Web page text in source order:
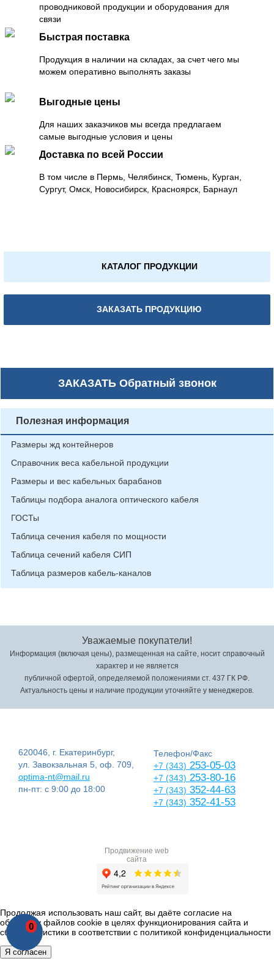
проводниковой продукции и оборудования для
связи
Быстрая поставка
Продукция в наличии на складах, за счет чего мы
можем оперативно выполнять заказы
Выгодные цены
Для наших заказчиков мы всегда предлагаем
самые выгодные условия и цены
Доставка по всей России
В том числе в Пермь, Челябинск, Тюмень, Курган,
Сургут, Омск, Новосибирск, Красноярск, Барнаул
КАТАЛОГ ПРОДУКЦИИ
ЗАКАЗАТЬ ПРОДУКЦИЮ
ЗАКАЗАТЬОбратный звонок
0
Полезная информация
Размеры жд контейнеров
Справочник веса кабельной продукции
Размеры и вес кабельных барабанов
Таблицы подбора аналога оптического кабеля
ГОСТы
Таблица сечения кабеля по мощности
Таблица сечений кабеля СИП
Таблица размеров кабель-каналов
Уважаемые покупатели!
Информация (включая цены), размещенная на сайте, носит справочный
характер и не является
публичной офертой, определяемой положениями ст. 437 ГК РФ.
Актуальность цены и наличие продукции уточняйте у менеджеров.
620046, г. Екатеринбург,
ул. Завокзальная 5, оф. 709,
optima-nt@mail.ru
пн-пт: с 9:00 до 18:00
Телефон/Факс
+7 (343) 253-05-03
+7 (343) 253-80-16
+7 (343) 352-44-63
+7 (343) 352-41-53
Продвижение web
сайта
Продолжая использовать наш сайт, вы даёте согласие на
обработку файлов cookie в целях функционирования сайта и
сбора статистики в соответствии с политикой конфиденциальности
Я согласен